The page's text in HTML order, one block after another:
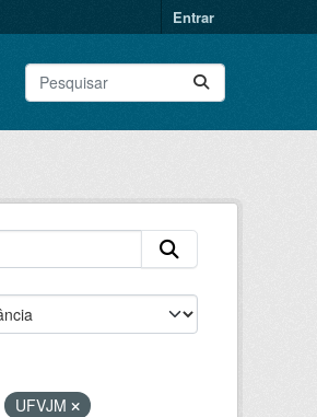
Entrar
UFVJM